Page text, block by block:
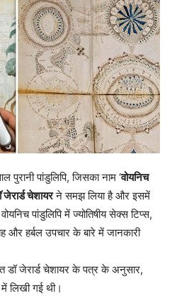
पांडुलिपि, जिसका नाम ‘वोयनिच
जेरार्ड चेशायरने समझ लिया है और इसमें
पांडुलिपि में ज्योतिषीय सेक्स टिप्स,
और हर्बल उपचार के बारे में जानकारी
डॉ जेरार्ड चेशायर के पत्र के अनुसार,
में लिखी गई थी।